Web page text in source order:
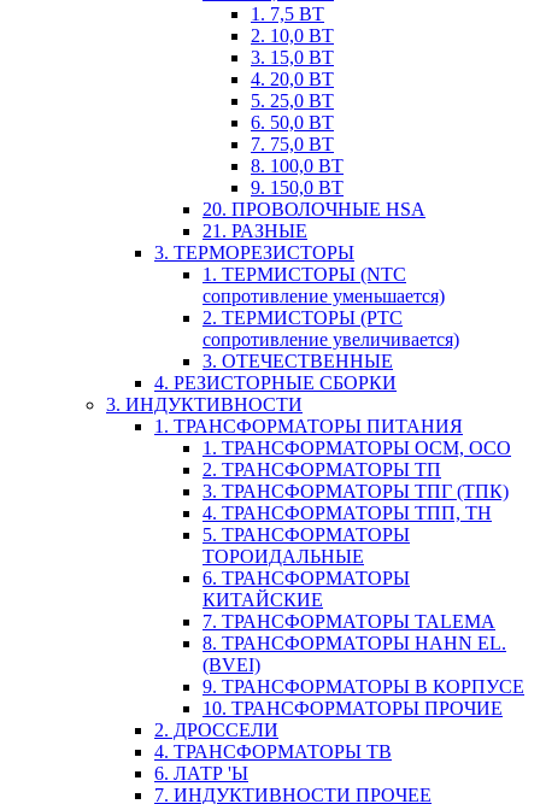
1. 7,5 ВТ
2. 10,0 ВТ
3. 15,0 ВТ
4. 20,0 ВТ
5. 25,0 ВТ
6. 50,0 ВТ
7. 75,0 ВТ
8. 100,0 ВТ
9. 150,0 ВТ
20. ПРОВОЛОЧНЫЕ HSA
21. РАЗНЫЕ
3. ТЕРМОРЕЗИСТОРЫ
1. ТЕРМИСТОРЫ (NTC
сопротивление уменьшается)
2. ТЕРМИСТОРЫ (PTC
сопротивление увеличивается)
3. ОТЕЧЕСТВЕННЫЕ
4. РЕЗИСТОРНЫЕ СБОРКИ
3. ИНДУКТИВНОСТИ
1. ТРАНСФОРМАТОРЫ ПИТАНИЯ
1. ТРАНСФОРМАТОРЫ ОСМ, ОСО
2. ТРАНСФОРМАТОРЫ ТП
3. ТРАНСФОРМАТОРЫ ТПГ (ТПК)
4. ТРАНСФОРМАТОРЫ ТПП, ТН
5. ТРАНСФОРМАТОРЫ
ТОРОИДАЛЬНЫЕ
6. ТРАНСФОРМАТОРЫ
КИТАЙСКИЕ
7. ТРАНСФОРМАТОРЫ TALEMA
8. ТРАНСФОРМАТОРЫ HAHN EL.
(BVEI)
9. ТРАНСФОРМАТОРЫ В КОРПУСЕ
10. ТРАНСФОРМАТОРЫ ПРОЧИЕ
2. ДРОССЕЛИ
4. ТРАНСФОРМАТОРЫ ТВ
6. ЛАТР 'Ы
7. ИНДУКТИВНОСТИ ПРОЧЕЕ